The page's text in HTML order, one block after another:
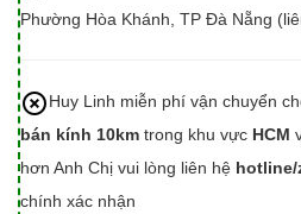
Phường Hòa Khánh, TP Đà Nẵng
Huy Linh miễn phí vận chuyển
bán kính 10km trong khu vực HCM
hơn Anh Chị vui lòng liên hệ hotline/
chính xác nhận